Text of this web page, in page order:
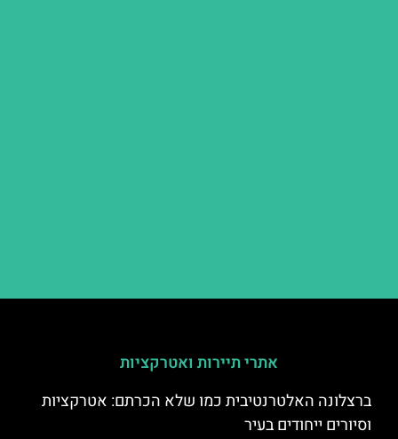
אתרי תיירות ואטרקציות
ברצלונה האלטרנטיבית כמו שלא הכרתם: אטרקציות
וסיורים ייחודים בעיר